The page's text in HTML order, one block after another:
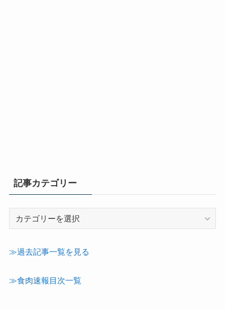
記事カテゴリー
テ
≫過去記事一覧を見る
≫食肉速報目次一覧